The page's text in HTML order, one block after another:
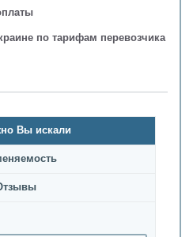
по тарифам перевозчика
Вы искали